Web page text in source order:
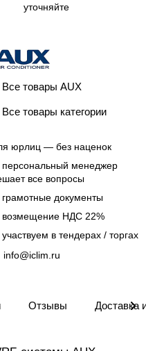
уточняйте
Все товары AUX
Все товары категории
юрлиц — без наценок
персональный менеджер
все вопросы
грамотные документы
возмещение НДС 22%
участвуем в тендерах / торгах
info@iclim.ru
Отзывы Доставка